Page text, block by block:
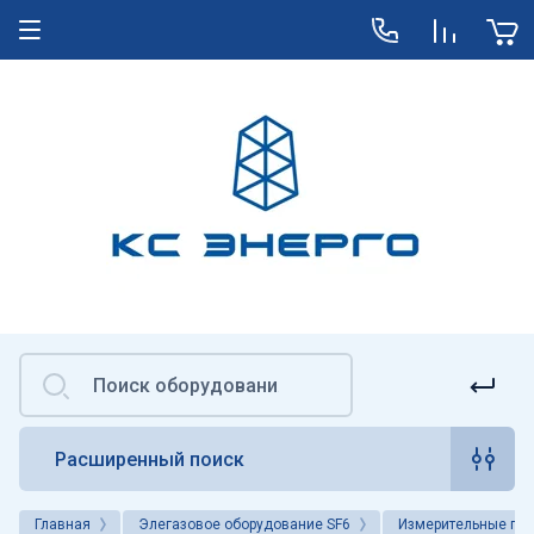
Расширенный поиск
Главная Элегазовое оборудование SF6 Измерительные